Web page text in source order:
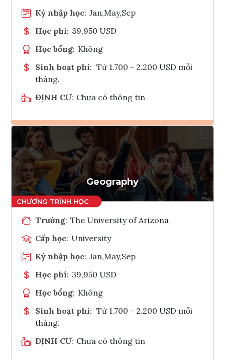
Kỳ nhập học: Jan,May,Sep
Học phí: 39,950 USD
Học bổng: Không
Sinh hoạt phí: Từ 1.700 - 2.200 USD mỗi
tháng.
ĐỊNH CƯ: Chưa có thông tin
Ghi danh
Tham vấn Interlink
Geography
Trường: The University of Arizona
Cấp học: University
Kỳ nhập học: Jan,May,Sep
Học phí: 39,950 USD
Học bổng: Không
Sinh hoạt phí: Từ 1.700 - 2.200 USD mỗi
tháng.
ĐỊNH CƯ: Chưa có thông tin